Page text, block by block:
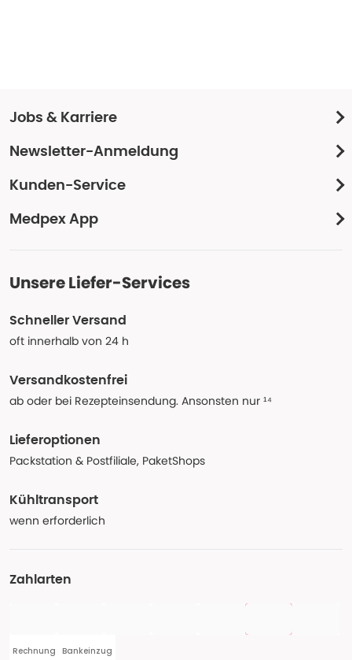
Jobs & Karriere
Newsletter-Anmeldung
Kunden-Service
Medpex App
Unsere Liefer-Services
Schneller Versand
oft innerhalb von 24 h
Versandkostenfrei
ab oder bei Rezepteinsendung. Ansonsten nur ¹⁴
Lieferoptionen
Packstation & Postfiliale, PaketShops
Kühltransport
wenn erforderlich
Zahlarten
Rechnung Bankeinzug